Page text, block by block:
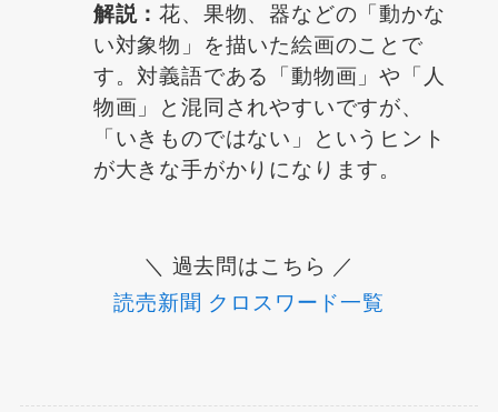
解説：花、果物、器などの「動かな
い対象物」を描いた絵画のことで
す。対義語である「動物画」や「人
物画」と混同されやすいですが、
「いきものではない」というヒント
が大きな手がかりになります。
＼ 過去問はこちら ／
読売新聞 クロスワード一覧